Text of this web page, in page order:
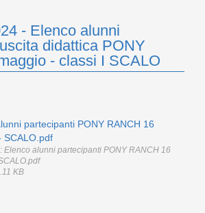
- Elenco alunni
didattica PONY
- classi I SCALO
partecipanti PONY RANCH 16
SCALO.pdf
Elenco alunni partecipanti PONY RANCH 16
KB